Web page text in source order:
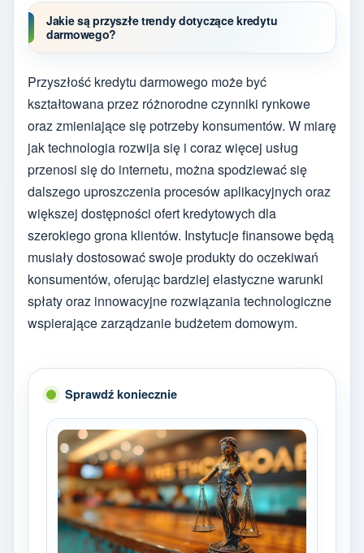
Jakie są przyszłe trendy dotyczące kredytu
darmowego?
Przyszłość kredytu darmowego może być
kształtowana przez różnorodne czynniki rynkowe
oraz zmieniające się potrzeby konsumentów. W miarę
jak technologia rozwija się i coraz więcej usług
przenosi się do internetu, można spodziewać się
dalszego uproszczenia procesów aplikacyjnych oraz
większej dostępności ofert kredytowych dla
szerokiego grona klientów. Instytucje finansowe będą
musiały dostosować swoje produkty do oczekiwań
konsumentów, oferując bardziej elastyczne warunki
spłaty oraz innowacyjne rozwiązania technologiczne
wspierające zarządzanie budżetem domowym.
Sprawdź koniecznie